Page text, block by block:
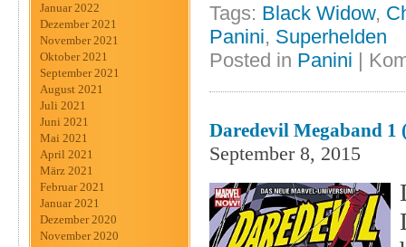
Januar 2022
Dezember 2021
November 2021
Oktober 2021
September 2021
August 2021
Juli 2021
Juni 2021
Mai 2021
April 2021
März 2021
Februar 2021
Januar 2021
Dezember 2020
November 2020
Tags: Black Widow,
Panini, Superhelden
Posted in Panini |
Daredevil Megaband 1
September 8, 2015